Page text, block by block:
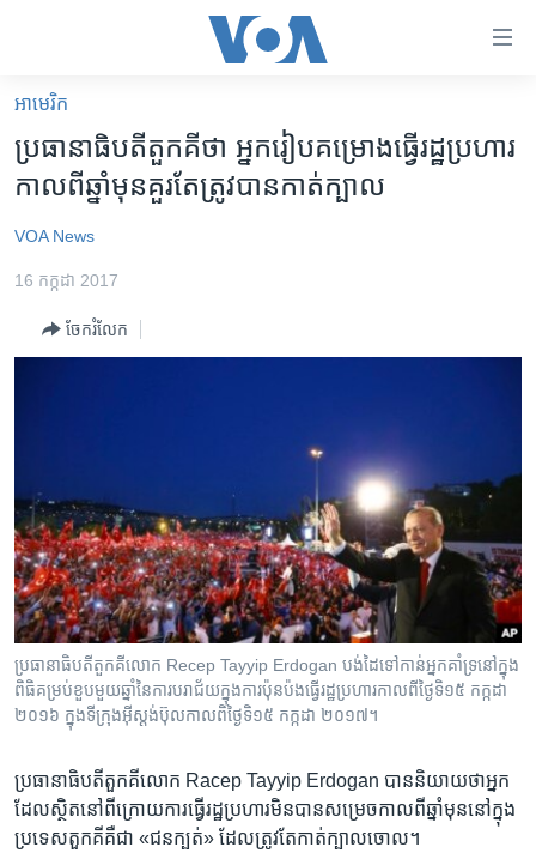
គេហទំព័រ​
ទាក់ទង
រំលង​
និង​
ទំព័រ​
ទំព័រ​
រចនា
សម្ព័ន្ធ​
រំលង​
និង​
ទៅ​
កាន់​
រក
អន្តរជាតិ
ហេឡូវីអូអេ
កម្ពុជាច្នៃប្រតិដ្ឋ
កម្មវិធីទាំងអស់
Khmer English
បណ្តាញ​សង្គម
អាមេរិក​
ប្រធានាធិបតី​តួកគី​ថា អ្នក​រៀប​គម្រោង​ធ្វើ​រដ្ឋប្រហារ​
កាល​ពី​ឆ្នាំ​មុន​គួរតែ​ត្រូវ​បាន​កាត់​ក្បាល
VOA News
16 កក្កដា 2017
ចែករំលែក
ប្រធានាធិបតី​តួកគី​លោក ​Recep Tayyip Erdogan បង់ដៃ​ទៅកាន់​អ្នកគាំទ្រ​នៅ​ក្នុង​
ពិធិគម្រប់ខួប​មួយ​ឆ្នាំនៃ​ការបរាជ័យ​​ក្នុង​ការ​ប៉ុនប៉ង​ធ្វើរដ្ឋប្រហារកាល​ពី​ថ្ងៃទិ​១៥ កក្កដា
២០១៦ ក្នុង​ទីក្រុង​អ៊ីស្តង់ប៊ុល​កាល​ពិ​ថ្ងៃទិ​១៥ កក្កដា ២០១៧។
ប្រធានាធិបតី​តួកគី​លោក Racep Tayyip Erdogan បាន​និយាយ​ថា​អ្នក​
ដែល​ស្ថិត​នៅ​ពី​ក្រោយ​ការ​ធ្វើ​រដ្ឋប្រហារ​មិន​បាន​សម្រេច​កាល​ពី​ឆ្នាំ​មុន​នៅ​ក្នុង​
ប្រទេស​តួកគី​គឺ​ជា «ជន​ក្បត់» ដែល​ត្រូវ​តែ​កាត់​ក្បាល​ចោល។